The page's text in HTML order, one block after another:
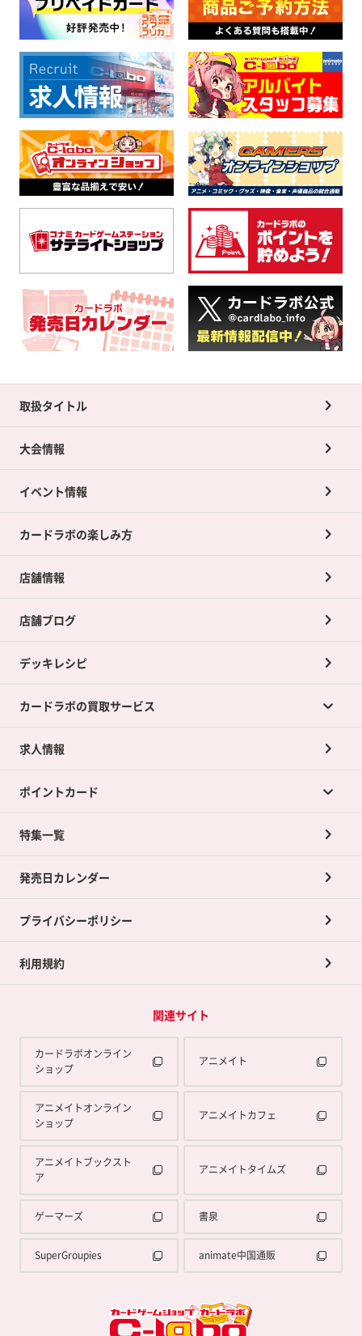
取扱タイトル
大会情報
イベント情報
カードラボの楽しみ方
店舗情報
店舗ブログ
デッキレシピ
カードラボの買取サービス
カードラボの買取サービスTOP
店舗買取について
ネット買取について
買取承諾書について
求人情報
ポイントカード
ポイントカードTOP
ポイント交換景品
特集一覧
発売日カレンダー
プライバシーポリシー
利用規約
関連サイト
カードラボオンライン
ショップ
アニメイト
アニメイトオンライン
ショップ
アニメイトカフェ
アニメイトブックスト
ア
アニメイトタイムズ
ゲーマーズ 書泉
SuperGroupies animate中国通販